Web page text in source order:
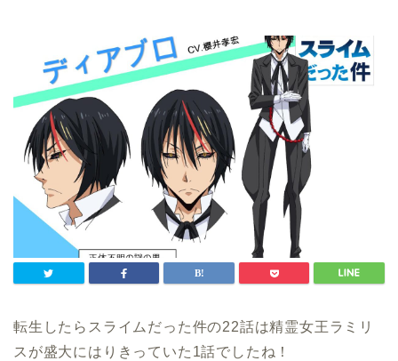
転生したらスライムだった件の22話は精霊女王ラミリ
スが盛大にはりきっていた1話でしたね！